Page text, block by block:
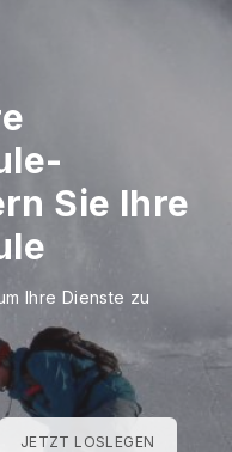
Sie Ihre
Ihre Dienste zu
JETZT LOSLEGEN